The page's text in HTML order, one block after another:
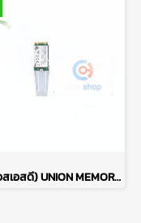
SSD (เอสเอสดี) UNION MEMORY AM610 256GB PCIe NVMe M.2 2242 P17765